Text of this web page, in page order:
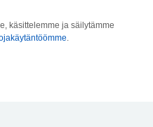
käsittelemme ja säilytämme